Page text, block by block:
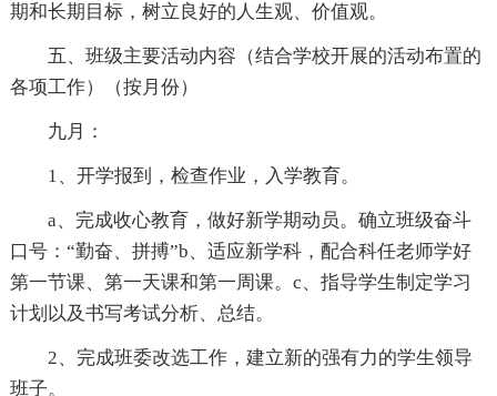
期和长期目标，树立良好的人生观、价值观。
五、班级主要活动内容（结合学校开展的活动布置的
各项工作）（按月份）
九月：
1、开学报到，检查作业，入学教育。
a、完成收心教育，做好新学期动员。确立班级奋斗
口号：“勤奋、拼搏”b、适应新学科，配合科任老师学好
第一节课、第一天课和第一周课。c、指导学生制定学习
计划以及书写考试分析、总结。
2、完成班委改选工作，建立新的强有力的学生领导
班子。